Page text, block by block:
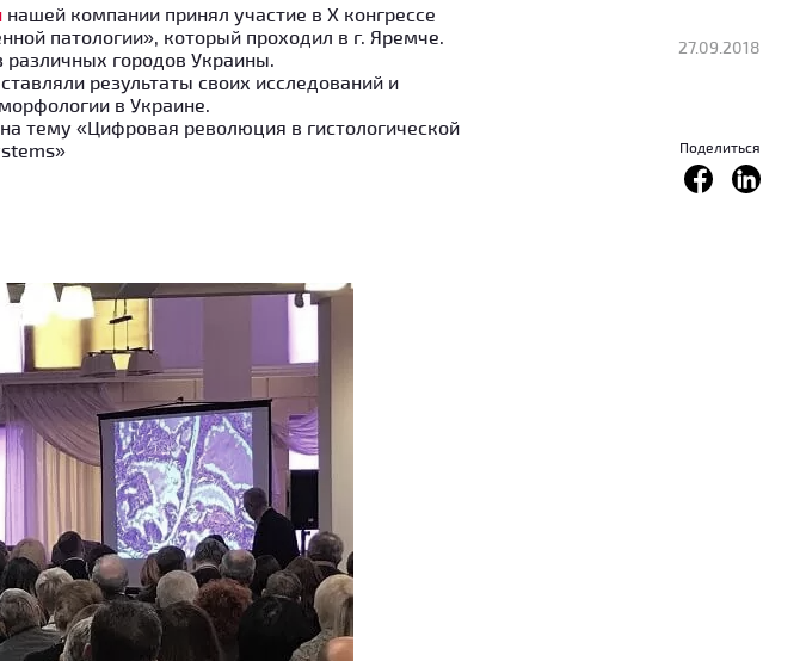
27.09.2018
Поделиться
нашей компании принял участие в Х конгрессе
патологии», который проходил в г. Яремче.
различных городов Украины.
результаты своих исследований и
в Украине.
тему «Цифровая революция в гистологической